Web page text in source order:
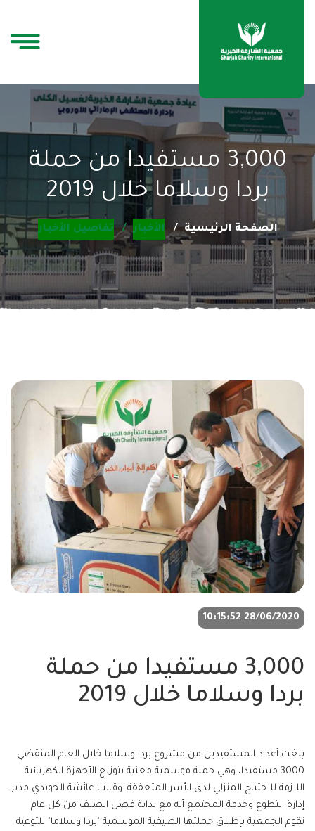
3,000 مستفيدا من حملة
بردا وسلاما خلال 2019
الصفحة الرئيسية الأخبار تفاصيل الأخبار
28/06/2020 10:15:52
3,000 مستفيدا من حملة
بردا وسلاما خلال 2019
بلغت أعداد المستفيدين من مشروع بردا وسلاما خلال العام المنقضي
3000 مستفيدا، وهي حملة موسمية معنية بتوزيع الأجهزة الكهربائية
اللازمة للاحتياج المنزلي لدى الأسر المتعففة. وقالت عائشة الحويدي مدير
إدارة التطوع وخدمة المجتمع أنه مع بداية فصل الصيف من كل عام
تقوم الجمعية بإطلاق حملتها الصيفية الموسمية "بردا وسلاما" للتوعية